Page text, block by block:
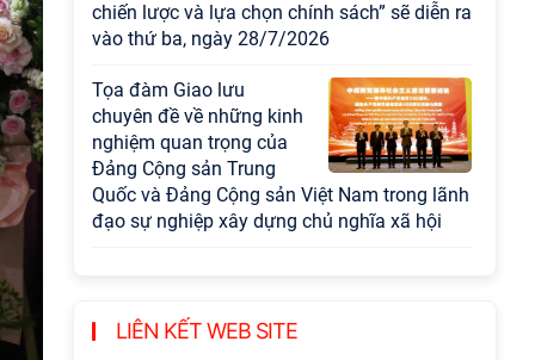
chiến lược và lựa chọn chính sách” sẽ diễn ra
vào thứ ba, ngày 28/7/2026
Tọa đàm Giao lưu
chuyên đề về những kinh
nghiệm quan trọng của
Đảng Cộng sản Trung
Quốc và Đảng Cộng sản Việt Nam trong lãnh
đạo sự nghiệp xây dựng chủ nghĩa xã hội
Việt Nam làm việc với
LIÊN KẾT WEB SITE